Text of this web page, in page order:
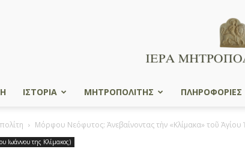
ΙΣΤΟΡΙΑ ΜΗΤΡΟΠΟΛΙΤΗΣ ΠΛΗΡΟΦΟΡΙΕΣ
Μόρφου Νεόφυτος: Ἀνεβαίνοντας τὴν «Κλίμακα» τοῦ Ἁγίου
Ιωάννου της Κλίμακος)